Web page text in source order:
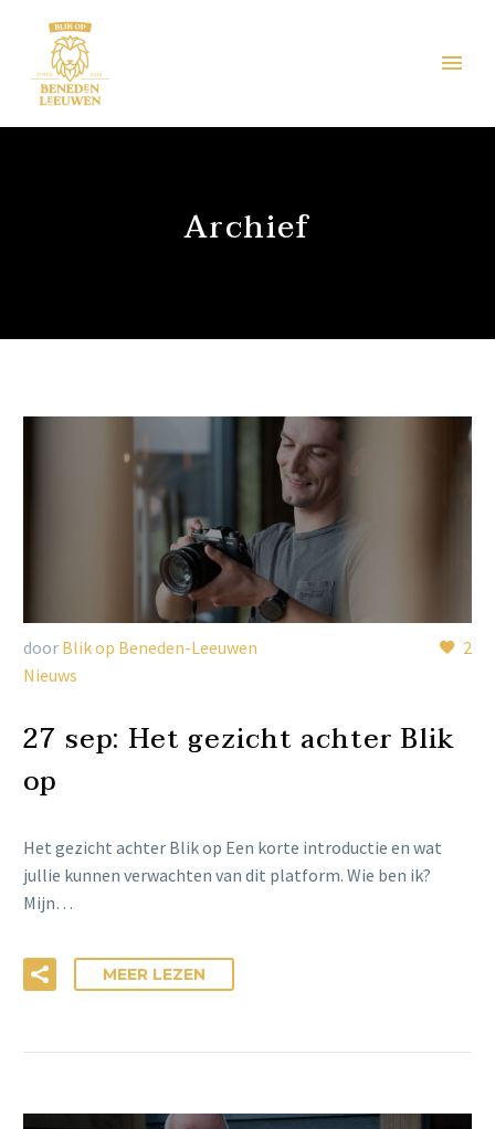
Archief
2
door Blik op Beneden-Leeuwen
Nieuws
27 sep: Het gezicht achter Blik
op
Het gezicht achter Blik op Een korte introductie en wat
jullie kunnen verwachten van dit platform. Wie ben ik?
Mijn…
MEER LEZEN